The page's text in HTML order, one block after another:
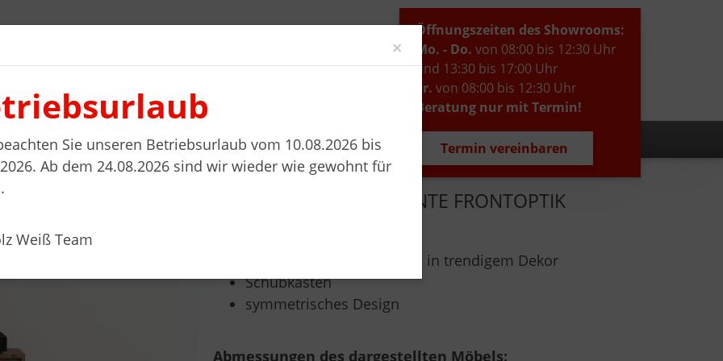
Öffnungszeiten des Showrooms:
Mo. - Do. von 08:00 bis 12:30 Uhr
und 13:30 bis 17:00 Uhr
Fr. von 08:00 bis 12:30 Uhr
Beratung nur mit Termin!
Termin vereinbaren
planen Wohnwelten Stellenanzeigen Kontakt
HÄNGEBOARD, MARKANTE FRONTOPTIK
zurückspringende Fronten in trendigem Dekor
Schubkästen
symmetrisches Design
Abmessungen des dargestellten Möbels:
× Close
Sie unseren Betriebsurlaub vom 10.08.2026 bis
Ab dem 24.08.2026 sind wir wieder wie gewohnt für
Weiß Team